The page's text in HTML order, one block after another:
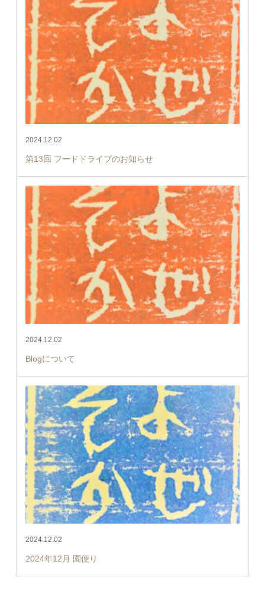
2024.12.02
第13回 フードドライブのお知らせ
2024.12.02
Blogについて
2024.12.02
2024年12月 園便り